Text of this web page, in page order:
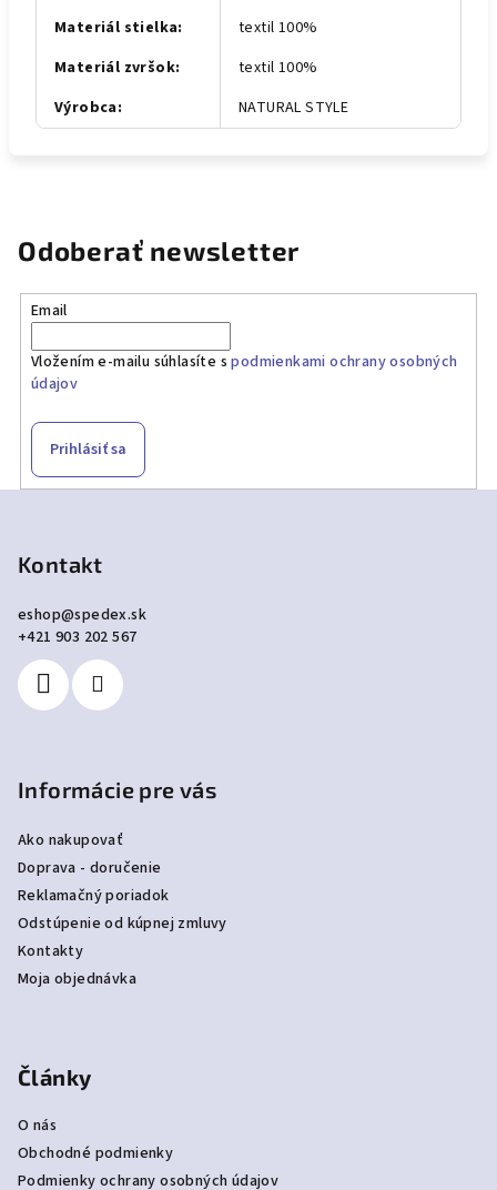
Materiál stielka:
textil 100%
Materiál zvršok:
textil 100%
Výrobca: NATURAL STYLE
Odoberať newsletter
Email
Vložením e-mailu súhlasíte spodmienkami ochrany osobných
údajov
Prihlásiť sa
Kontakt
eshop@spedex.sk
+421 903 202 567
Informácie pre vás
Ako nakupovať
Doprava - doručenie
Reklamačný poriadok
Odstúpenie od kúpnej zmluvy
Kontakty
Moja objednávka
Články
O nás
Obchodné podmienky
Podmienky ochrany osobných údajov